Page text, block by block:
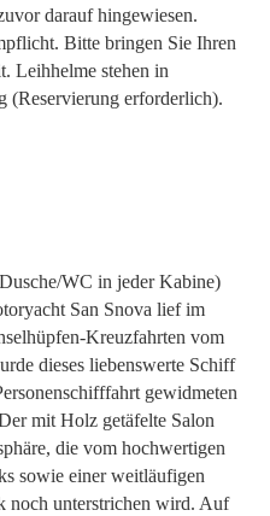
darauf hingewiesen.
Bitte bringen Sie Ihren
Leihhelme stehen in
(Reservierung erforderlich).
WC in jeder Kabine)
San Snova lief im
Kreuzfahrten vom
dieses liebenswerte Schiff
gewidmeten
mit Holz getäfelte Salon
die vom hochwertigen
sowie einer weitläufigen
noch unterstrichen wird. Auf